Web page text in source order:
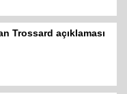
Trossard açıklaması